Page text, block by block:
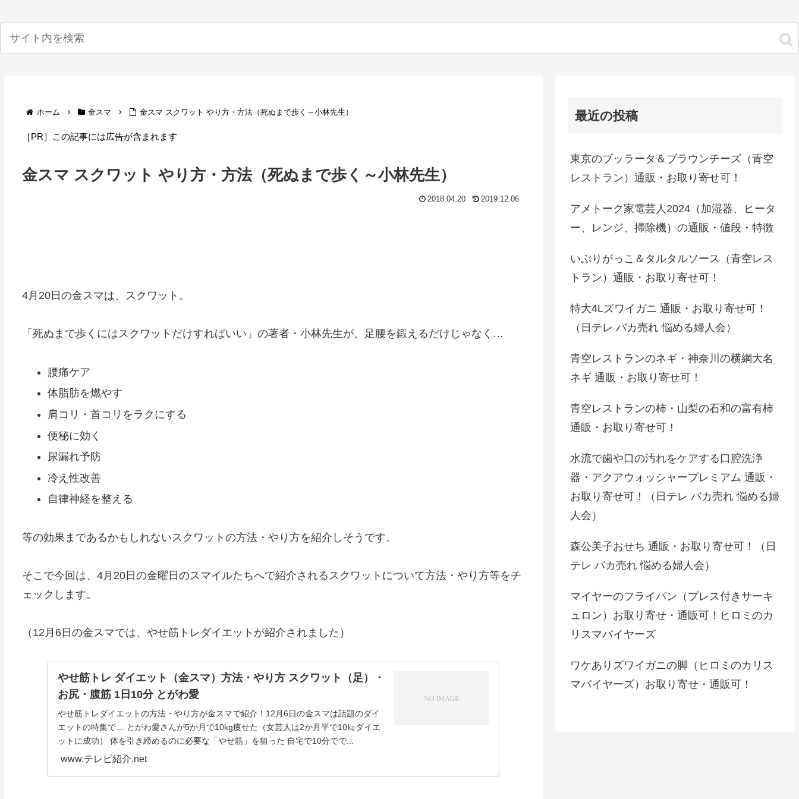
ホーム 金スマ 金スマ スクワット やり方・方法（死ぬまで歩く～小林先生）
［PR］この記事には広告が含まれます
金スマ スクワット やり方・方法（死ぬまで歩く～小林先生）
2018.04.20 2019.12.06
4月20日の金スマは、スクワット。
「死ぬまで歩くにはスクワットだけすればいい」の著者・小林先生が、足腰を鍛えるだけじゃなく…
腰痛ケア
体脂肪を燃やす
肩コリ・首コリをラクにする
便秘に効く
尿漏れ予防
冷え性改善
自律神経を整える
等の効果まであるかもしれないスクワットの方法・やり方を紹介しそうです。
そこで今回は、4月20日の金曜日のスマイルたちへで紹介されるスクワットについて方法・やり方等をチ
ェックします。
（12月6日の金スマでは、やせ筋トレダイエットが紹介されました）
やせ筋トレ ダイエット（金スマ）方法・やり方 スクワット（足）・
お尻・腹筋 1日10分 とがわ愛
やせ筋トレダイエットの方法・やり方が金スマで紹介！12月6日の金スマは話題のダイ
エットの特集で… とがわ愛さんが5か月で10kg痩せた（女芸人は2か月半で10㎏ダイエ
ットに成功） 体を引き締めるのに必要な「やせ筋」を狙った 自宅で10分でで...
www.テレビ紹介.net
最近の投稿
東京のブッラータ＆ブラウンチーズ（青空
レストラン）通販・お取り寄せ可！
アメトーク家電芸人2024（加湿器、ヒータ
ー、レンジ、掃除機）の通販・値段・特徴
いぶりがっこ＆タルタルソース（青空レス
トラン）通販・お取り寄せ可！
特大4Lズワイガニ 通販・お取り寄せ可！
（日テレ バカ売れ 悩める婦人会）
青空レストランのネギ・神奈川の横綱大名
ネギ 通販・お取り寄せ可！
青空レストランの柿・山梨の石和の富有柿
通販・お取り寄せ可！
水流で歯や口の汚れをケアする口腔洗浄
器・アクアウォッシャープレミアム 通販・
お取り寄せ可！（日テレ バカ売れ 悩める婦
人会）
森公美子おせち 通販・お取り寄せ可！（日
テレ バカ売れ 悩める婦人会）
マイヤーのフライパン（プレス付きサーキ
ュロン）お取り寄せ・通販可！ヒロミのカ
リスマバイヤーズ
ワケありズワイガニの脚（ヒロミのカリス
マバイヤーズ）お取り寄せ・通販可！